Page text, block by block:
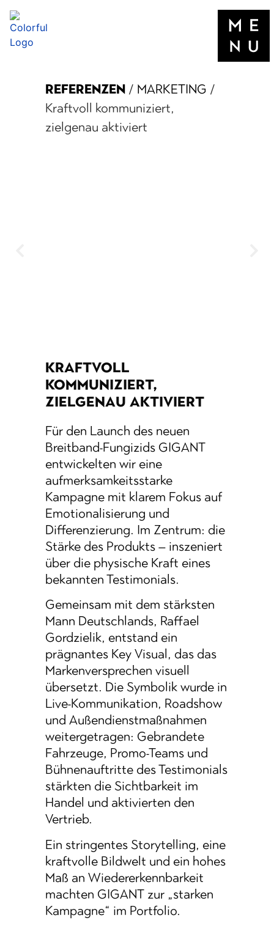
REFERENZEN/ MARKETING /
Kraftvoll kommuniziert,
zielgenau aktiviert
KRAFTVOLL
KOMMUNIZIERT,
ZIELGENAU AKTIVIERT
Für den Launch des neuen
Breitband-Fungizids GIGANT
entwickelten wir eine
aufmerksamkeitsstarke
Kampagne mit klarem Fokus auf
Emotionalisierung und
Differenzierung. Im Zentrum: die
Stärke des Produkts – inszeniert
über die physische Kraft eines
bekannten Testimonials.
Gemeinsam mit dem stärksten
Mann Deutschlands, Raffael
Gordzielik, entstand ein
prägnantes Key Visual, das das
Markenversprechen visuell
übersetzt. Die Symbolik wurde in
Live-Kommunikation, Roadshow
und Außendienstmaßnahmen
weitergetragen: Gebrandete
Fahrzeuge, Promo-Teams und
Bühnenauftritte des Testimonials
stärkten die Sichtbarkeit im
Handel und aktivierten den
Vertrieb.
Ein stringentes Storytelling, eine
kraftvolle Bildwelt und ein hohes
Maß an Wiedererkennbarkeit
machten GIGANT zur „starken
Kampagne“ im Portfolio.